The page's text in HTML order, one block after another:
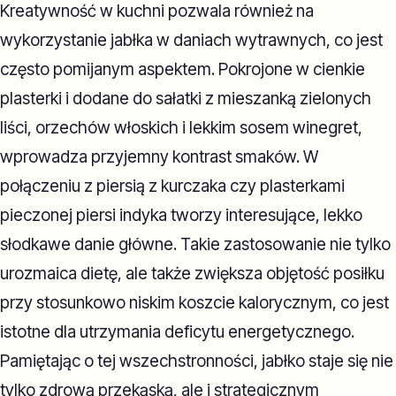
Kreatywność w kuchni pozwala również na
wykorzystanie jabłka w daniach wytrawnych, co jest
często pomijanym aspektem. Pokrojone w cienkie
plasterki i dodane do sałatki z mieszanką zielonych
liści, orzechów włoskich i lekkim sosem winegret,
wprowadza przyjemny kontrast smaków. W
połączeniu z piersią z kurczaka czy plasterkami
pieczonej piersi indyka tworzy interesujące, lekko
słodkawe danie główne. Takie zastosowanie nie tylko
urozmaica dietę, ale także zwiększa objętość posiłku
przy stosunkowo niskim koszcie kalorycznym, co jest
istotne dla utrzymania deficytu energetycznego.
Pamiętając o tej wszechstronności, jabłko staje się nie
tylko zdrową przekąską, ale i strategicznym